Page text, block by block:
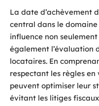
La date d’achèvement
central dans le
influence non
également l’évaluation
locataires. En
respectant les règles
peuvent optimiser leur
évitant les litiges